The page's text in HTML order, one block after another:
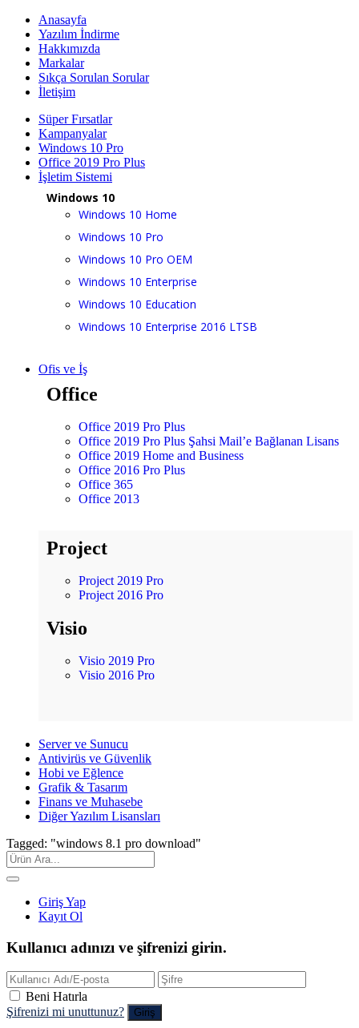
Anasayfa
Yazılım İndirme
Hakkımızda
Markalar
Sıkça Sorulan Sorular
İletişim
Süper Fırsatlar
Kampanyalar
Windows 10 Pro
Office 2019 Pro Plus
İşletim Sistemi
Windows 10
Windows 10 Home
Windows 10 Pro
Windows 10 Pro OEM
Windows 10 Enterprise
Windows 10 Education
Windows 10 Enterprise 2016 LTSB
Ofis ve İş
Office
Office 2019 Pro Plus
Office 2019 Pro Plus Şahsi Mail’e Bağlanan Lisans
Office 2019 Home and Business
Office 2016 Pro Plus
Office 365
Office 2013
Project
Project 2019 Pro
Project 2016 Pro
Visio
Visio 2019 Pro
Visio 2016 Pro
Server ve Sunucu
Antivirüs ve Güvenlik
Hobi ve Eğlence
Grafik & Tasarım
Finans ve Muhasebe
Diğer Yazılım Lisansları
Tagged: "windows 8.1 pro download"
Giriş Yap
Kayıt Ol
Kullanıcı adınızı ve şifrenizi girin.
Beni Hatırla
Şifrenizi mi unuttunuz?